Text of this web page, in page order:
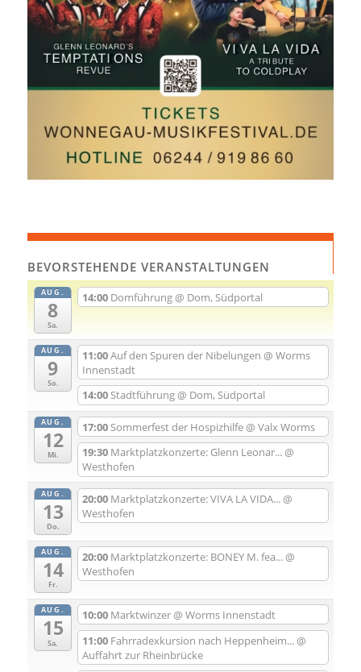
BEVORSTEHENDE VERANSTALTUNGEN
AUG.
8
Sa.
14:00 Domführung@ Dom, Südportal
AUG.
9
So.
11:00Auf den Spuren der Nibelungen@ Worms
Innenstadt
14:00 Stadtführung@ Dom, Südportal
AUG.
12
Mi.
17:00 Sommerfest der Hospizhilfe@ Valx Worms
19:30 Marktplatzkonzerte: Glenn Leonar...@
Westhofen
AUG.
13
Do.
20:00 Marktplatzkonzerte: VIVA LA VIDA...@
Westhofen
AUG.
14
Fr.
20:00 Marktplatzkonzerte: BONEY M. fea...@
Westhofen
AUG.
15
Sa.
10:00 Marktwinzer@ Worms Innenstadt
11:00 Fahrradexkursion nach Heppenheim...@
Auffahrt zur Rheinbrücke